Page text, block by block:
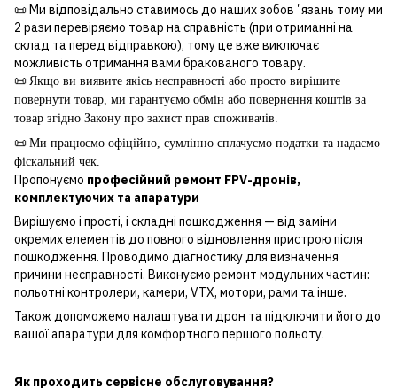
📜 Ми відповідально ставимось до наших зобовʼязань тому ми
2 рази перевіряємо товар на справність (при отриманні на
склад та перед відправкою), тому це вже виключає
можливість отримання вами бракованого товару.
📜 Якщо ви виявите якісь несправності або просто вирішите
повернути товар, ми гарантуємо обмін або повернення коштів за
товар згідно Закону про захист прав споживачів.
📜 Ми працюємо офіційно, сумлінно сплачуємо податки та надаємо
фіскальний чек.
Пропонуємо професійний ремонт FPV-дронів,
комплектуючих та апаратури
Вирішуємо і прості, і складні пошкодження — від заміни
окремих елементів до повного відновлення пристрою після
пошкодження. Проводимо діагностику для визначення
причини несправності. Виконуємо ремонт модульних частин:
польотні контролери, камери, VTX, мотори, рами та інше.
Також допоможемо налаштувати дрон та підключити його до
вашої апаратури для комфортного першого польоту.
Як проходить сервісне обслуговування?